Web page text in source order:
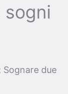
sogni
due